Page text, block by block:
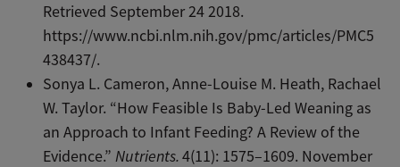
Retrieved September 24 2018.
https://www.ncbi.nlm.nih.gov/pmc/articles/PMC5
438437/.
Sonya L. Cameron, Anne-Louise M. Heath, Rachael
W. Taylor. “How Feasible Is Baby-Led Weaning as
an Approach to Infant Feeding? A Review of the
Evidence.”Nutrients.4(11): 1575–1609. November